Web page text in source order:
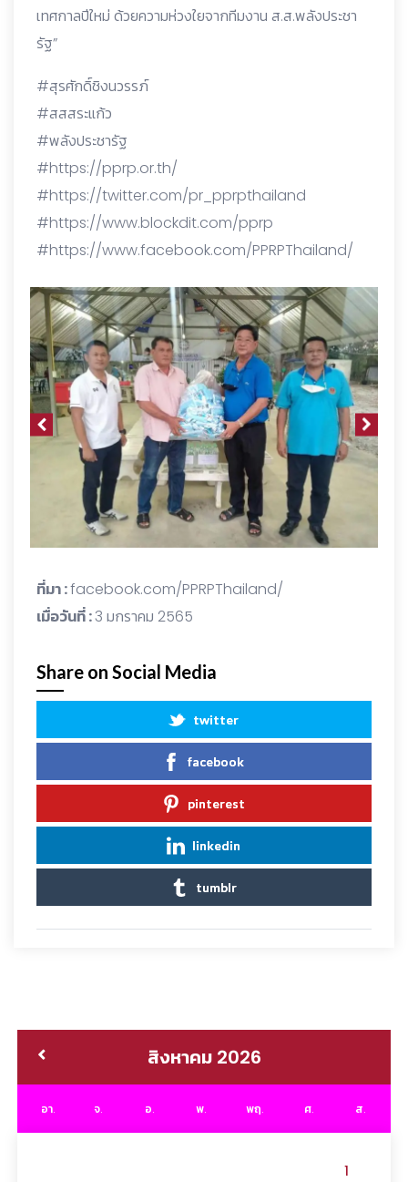
เทศกาลปีใหม่ ด้วยความห่วงใยจากทีมงาน ส.ส.พลังประชา
รัฐ”
#สุรศักดิ์ชิงนวรรภ์
#สสสระแก้ว
#พลังประชารัฐ
#https://pprp.or.th/
#https://twitter.com/pr_pprpthailand
#https://www.blockdit.com/pprp
#https://www.facebook.com/PPRPThailand/
ที่มา :facebook.com/PPRPThailand/
เมื่อวันที่ :3 มกราคม 2565
Share on Social Media
twitter
facebook
pinterest
linkedin
tumblr
สิงหาคม 2026
อา. จ. อ. พ. พฤ. ศ. ส.
1